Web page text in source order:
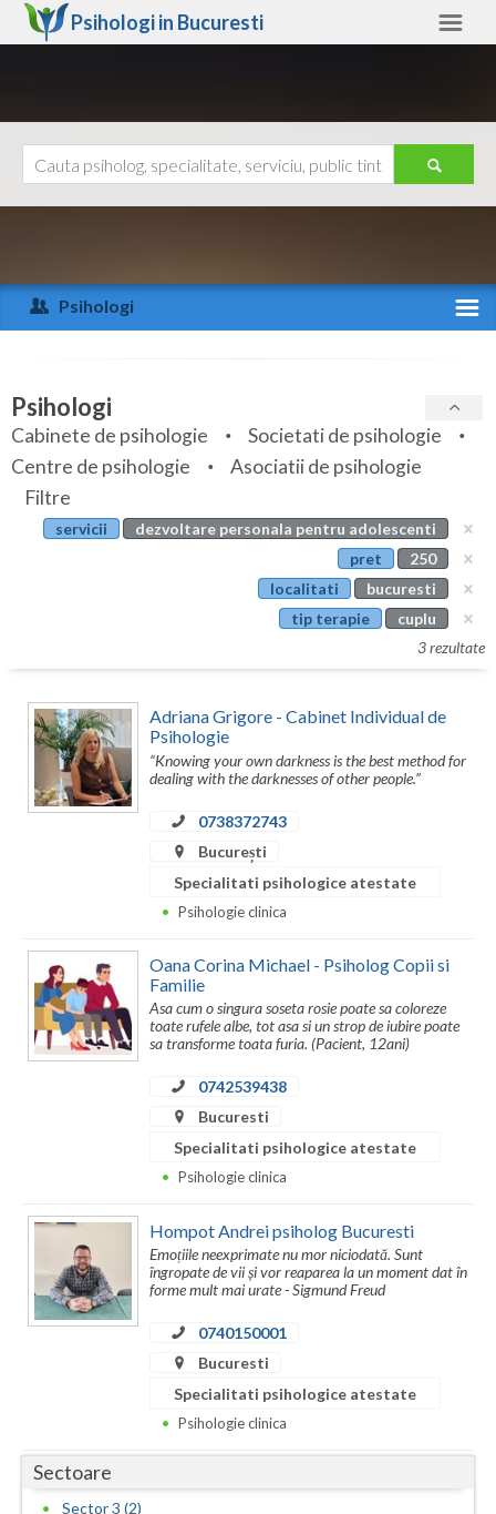
Psihologi in Bucuresti
Arad
Arges
Bihor
Bistrita-Nasaud
Botosani
Calarasi
Caras-Severin
Dambovita
Dolj
Galati
Hunedoara
Ialomita
Iasi
Mures
Ajutor
Psihologi
Specialitati
Servicii
Articole
Evenimente
Psihologi
Cabinete de psihologie
Societati de psihologie
Centre de psihologie
Asociatii de psihologie
Filtre
servicii
dezvoltare personala pentru adolescenti
pret
250
localitati
bucuresti
tip terapie
cuplu
3 rezultate
Adriana Grigore - Cabinet Individual de
Psihologie
“Knowing your own darkness is the best method for
dealing with the darknesses of other people.”
0738372743
București
Specialitati psihologice atestate
Psihologie clinica
Oana Corina Michael - Psiholog Copii si
Familie
Asa cum o singura soseta rosie poate sa coloreze
toate rufele albe, tot asa si un strop de iubire poate
sa transforme toata furia. (Pacient, 12ani)
0742539438
Bucuresti
Specialitati psihologice atestate
Psihologie clinica
Hompot Andrei psiholog Bucuresti
Emoțiile neexprimate nu mor niciodată. Sunt
îngropate de vii și vor reaparea la un moment dat în
forme mult mai urate - Sigmund Freud
0740150001
Bucuresti
Specialitati psihologice atestate
Psihologie clinica
Sectoare
Sector 3 (2)